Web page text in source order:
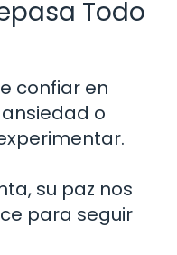
Todo
confiar en
o
su paz nos
para seguir